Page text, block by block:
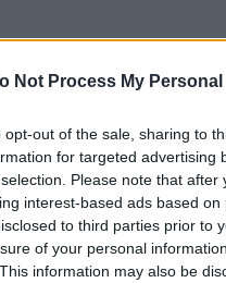
Not Process My
opt-out of the sale, sharing to
for targeted advertising
Please note that
interest-based ads based
to third parties prior to
of your personal
information may also be